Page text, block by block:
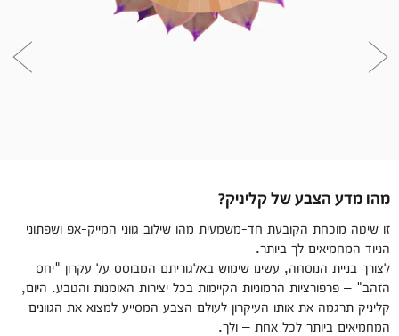
מהו מדע הצבע של קליניק?
זו שיטה מוכחת הקובעת חד-משמעית מהו שילוב גווני המייק-אפ ושפתוני
הניוד המחמיאים לך ביותר.
לצורך בניית הנוסחה, עשינו שימוש באלגוריתם המבוסס על עקרון "יחס
הזהב" – פרפורציות הרמוניות הקיימות בכל יצירות האומנות והטבע. היום,
קליניק תרגמה את אותו העיקרון לעולם הצבע המסייע למצוא את הגוונים
המחמיאים ביותר לכל אחת – ולך.